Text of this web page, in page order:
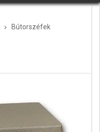
Bútorszéfek